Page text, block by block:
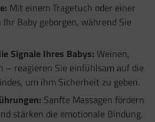
Mit einem Tragetuch oder einer
Baby geborgen, während Sie
Signale Ihres Babys: Weinen,
– reagieren Sie einfühlsam auf die
um ihm Sicherheit zu geben.
Sanfte Massagen fördern
stärken die emotionale Bindung.